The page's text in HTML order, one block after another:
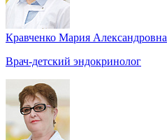
Кравченко Мария Александровна
Врач-детский эндокринолог